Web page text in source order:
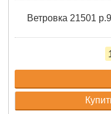
Ветровка 21501